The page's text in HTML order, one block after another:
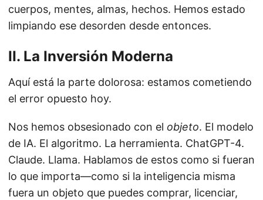
cuerpos, mentes, almas, hechos. Hemos estado
limpiando ese desorden desde entonces.
II. La Inversión Moderna
Aquí está la parte dolorosa: estamos cometiendo
el error opuesto hoy.
Nos hemos obsesionado con el objeto. El modelo
de IA. El algoritmo. La herramienta. ChatGPT-4.
Claude. Llama. Hablamos de estos como si fueran
lo que importa—como si la inteligencia misma
fuera un objeto que puedes comprar, licenciar,